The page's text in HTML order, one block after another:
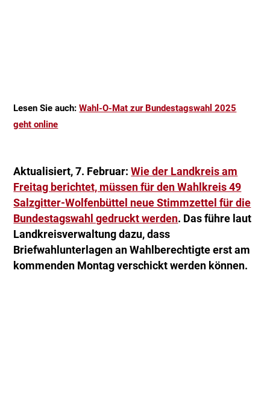
Lesen Sie auch:Wahl-O-Mat zur Bundestagswahl 2025
geht online
Aktualisiert, 7. Februar:Wie der Landkreis am
Freitag berichtet, müssen für den Wahlkreis 49
Salzgitter-Wolfenbüttel neue Stimmzettel für die
Bundestagswahl gedruckt werden. Das führe laut
Landkreisverwaltung dazu, dass
Briefwahlunterlagen an Wahlberechtigte erst am
kommenden Montag verschickt werden können.